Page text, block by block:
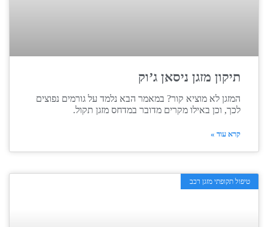
תיקון מזגן ניסאן ג’וק
המזגן לא מוציא קור? במאמר הבא נלמד על גורמים נפוצים
לכך, וכן באילו מקרים מדובר במדחס מזגן תקול.
קרא עוד »
טיפול תקופתי מזגן רכב